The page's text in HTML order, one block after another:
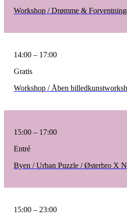
Workshop / Drømme &
14:00 – 17:00
Gratis
Workshop / Åben
15:00 – 17:00
Entré
Byen / Urban Puzzle / Østerbro X
15:00 – 23:00